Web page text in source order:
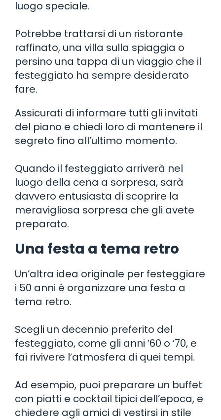
luogo speciale.
Potrebbe trattarsi di un ristorante
raffinato, una villa sulla spiaggia o
persino una tappa di un viaggio che il
festeggiato ha sempre desiderato
fare.
Assicurati di informare tutti gli invitati
del piano e chiedi loro di mantenere il
segreto fino all’ultimo momento.
Quando il festeggiato arriverà nel
luogo della cena a sorpresa, sarà
davvero entusiasta di scoprire la
meravigliosa sorpresa che gli avete
preparato.
Una festa a tema retro
Un’altra idea originale per festeggiare
i 50 anni è organizzare una festa a
tema retro.
Scegli un decennio preferito del
festeggiato, come gli anni ’60 o ’70, e
fai rivivere l’atmosfera di quei tempi.
Ad esempio, puoi preparare un buffet
con piatti e cocktail tipici dell’epoca, e
chiedere agli amici di vestirsi in stile